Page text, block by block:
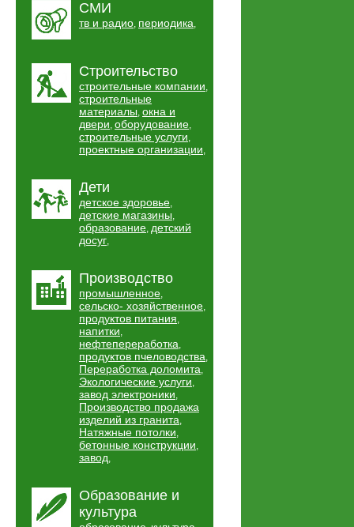
СМИ
тв и радио, периодика,
Строительство
строительные компании,
строительные
материалы, окна и
двери, оборудование,
строительные услуги,
проектные организации,
Дети
детское здоровье,
детские магазины,
образование, детский
досуг,
Производство
промышленное,
сельско- хозяйственное,
продуктов питания,
напитки,
нефтепереработка,
продуктов пчеловодства,
Переработка доломита,
Экологические услуги,
завод электроники,
Производство продажа
изделий из гранита,
Натяжные потолки,
бетонные конструкции,
завод,
Образование и
культура